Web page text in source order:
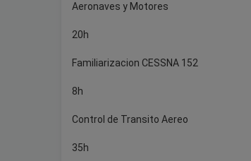
Aeronaves y Motores
20h
Familiarizacion CESSNA 152
8h
Control de Transito Aereo
35h